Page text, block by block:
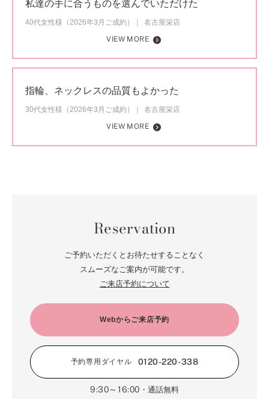
私達の手に合うものを選んでいただけた
40代女性様（2026年3月ご成約）
名古屋栄店
VIEW MORE
指輪、ネックレスの品質もよかった
30代女性様（2026年3月ご成約）
名古屋栄店
VIEW MORE
Reservation
ご予約いただくとお待たせすることなく
スムーズなご案内が可能です。
ご来店予約について
Webからご来店予約
予約専用ダイヤル 0120-220-338
9:30～16:00 ・通話無料